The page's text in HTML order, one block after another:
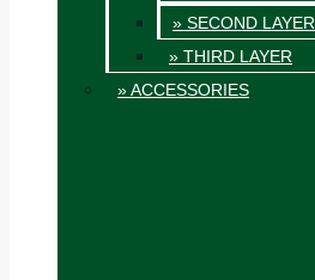
» SECOND LAYER
» THIRD LAYER
» ACCESSORIES